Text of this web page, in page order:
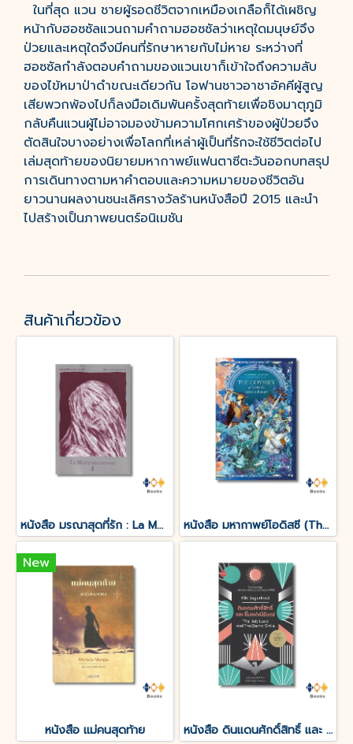
ในที่สุด แวน ชายผู้รอดชีวิตจากเหมืองเกลือก็ได้เผชิญ
หน้ากับฮอซซัลแวนถามคำถามฮอซซัลว่าเหตุใดมนุษย์จึง
ป่วยและเหตุใดจึงมีคนที่รักษาหายกับไม่หาย ระหว่างที่
ฮอซซัลกำลังตอบคำถามของแวนเขาก็เข้าใจถึงความลับ
ของไข้หมาป่าดำขณะเดียวกัน โอฟานชาวอาชาอัคคีผู้สูญ
เสียพวกพ้องไปก็ลงมือเดิมพันครั้งสุดท้ายเพื่อชิงมาตุภูมิ
กลับคืนแวนผู้ไม่อาจมองข้ามความโศกเศร้าของผู้ป่วยจึง
ตัดสินใจบางอย่างเพื่อโลกที่เหล่าผู้เป็นที่รักจะใช้ชีวิตต่อไป
เล่มสุดท้ายของนิยายมหากาพย์แฟนตาซีตะวันออกบทสรุป
การเดินทางตามหาคำตอบและความหมายของชีวิตอัน
ยาวนานผลงานชนะเลิศรางวัลร้านหนังสือปี 2015 และนำ
ไปสร้างเป็นภาพยนตร์อนิเมชัน
สินค้าเกี่ยวข้อง
หนังสือ มรณาสุดที่รัก : La Morte amoureuse หนังสือ มหากาพย์โอดิสซี (The Odyssey of Homer)
New
หนังสือ แม่คนสุดท้าย หนังสือ ดินแดนศักดิ์สิทธิ์ และ ยิ้มแห่งนิรันดร์